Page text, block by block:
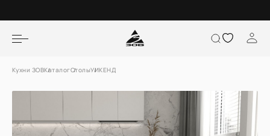
Кухни ЗОВКаталогСтолыУИКЕНД